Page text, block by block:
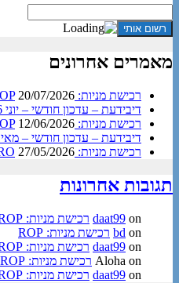
מאמרים אחרונים
רכישת מניות: ROP 20/07/2026
דיבידעת – עדכון חודשי – יוני 2026
רכישת מניות: ROP 12/06/2026
דיבידעת – עדכון חודשי – מאי 2026
רכישת מניות: BRO 27/05/2026
תגובות אחרונות
daat99 on
רכישת מניות: ROP
bd on
רכישת מניות: ROP
daat99 on
רכישת מניות: ROP
Aloha on
רכישת מניות: ROP
daat99 on רכישת מניות: ROP